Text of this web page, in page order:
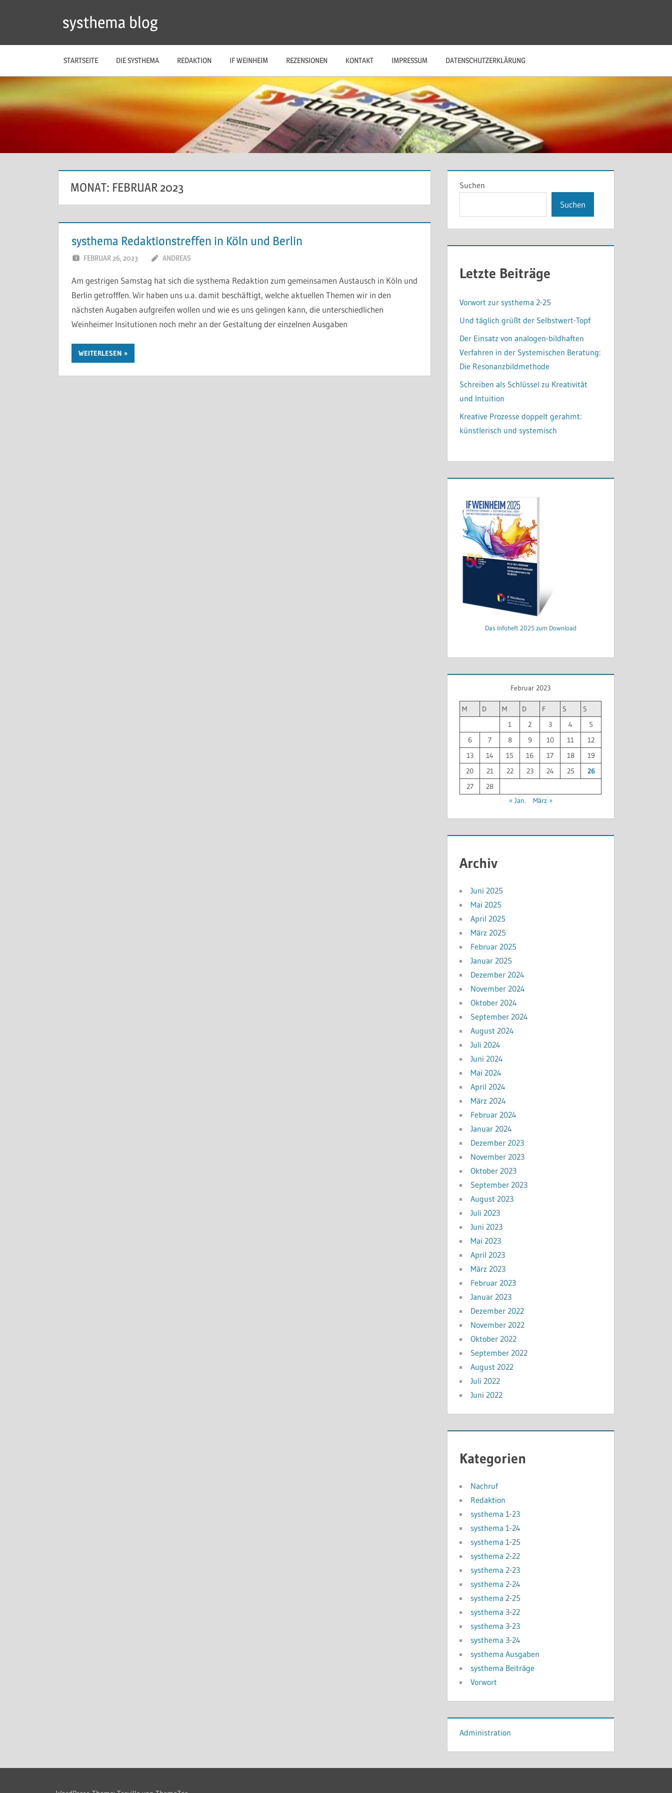
systhema blog
STARTSEITE DIE SYSTHEMA REDAKTION IF WEINHEIM REZENSIONEN KONTAKT IMPRESSUM DATENSCHUTZERKLÄRUNG
MONAT: FEBRUAR 2023
systhema Redaktionstreffen in Köln und Berlin
FEBRUAR 26, 2023 ANDREAS
Am gestrigen Samstag hat sich die systhema Redaktion zum gemeinsamen Austausch in Köln und
Berlin getrofffen. Wir haben uns u.a. damit beschäftigt, welche aktuellen Themen wir in den
nächsten Augaben aufgreifen wollen und wie es uns gelingen kann, die unterschiedlichen
Weinheimer Insitutionen noch mehr an der Gestaltung der einzelnen Ausgaben
WEITERLESEN
Suchen
Suchen
Letzte Beiträge
Vorwort zur systhema 2-25
Und täglich grüßt der Selbstwert-Topf
Der Einsatz von analogen-bildhaften
Verfahren in der Systemischen Beratung:
Die Resonanzbildmethode
Schreiben als Schlüssel zu Kreativität
und Intuition
Kreative Prozesse doppelt gerahmt:
künstlerisch und systemisch
Das Infoheft 2025 zum Download
Februar 2023
M D M D F S
S
1
2 3 4
5
6
7 8 9 10 11
12
13
14 15 16 17 18
19
20
21 22 23 24 25
26
27
28
« Jan.
März »
Archiv
Juni 2025
Mai 2025
April 2025
März 2025
Februar 2025
Januar 2025
Dezember 2024
November 2024
Oktober 2024
September 2024
August 2024
Juli 2024
Juni 2024
Mai 2024
April 2024
März 2024
Februar 2024
Januar 2024
Dezember 2023
November 2023
Oktober 2023
September 2023
August 2023
Juli 2023
Juni 2023
Mai 2023
April 2023
März 2023
Februar 2023
Januar 2023
Dezember 2022
November 2022
Oktober 2022
September 2022
August 2022
Juli 2022
Juni 2022
Kategorien
Nachruf
Redaktion
systhema 1-23
systhema 1-24
systhema 1-25
systhema 2-22
systhema 2-23
systhema 2-24
systhema 2-25
systhema 3-22
systhema 3-23
systhema 3-24
systhema Ausgaben
systhema Beiträge
Vorwort
Administration